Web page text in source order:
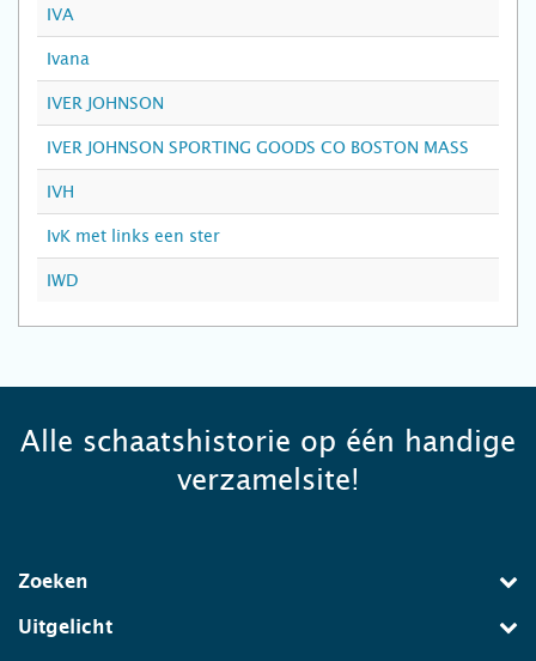
IVA
Ivana
IVER JOHNSON
IVER JOHNSON SPORTING GOODS CO BOSTON MASS
IVH
IvK met links een ster
IWD
Alle schaatshistorie op één handige
verzamelsite!
Zoeken
Uitgelicht